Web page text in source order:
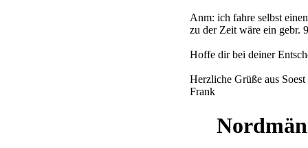
Anm: ich fahre selbst
zu der Zeit wäre ein gebr.
Hoffe dir bei deiner
Herzliche Grüße aus Soest
Frank